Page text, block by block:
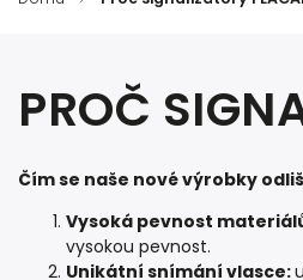
PROČ
Čím se naše nové výrobky
Vysoká pevnost
vysokou pevnost.
Unikátní snímání vlasce: